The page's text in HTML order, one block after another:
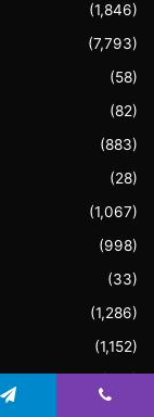
(1,846)
(7,793)
(58)
(82)
(883)
(28)
(1,067)
(998)
(33)
(1,286)
(1,152)